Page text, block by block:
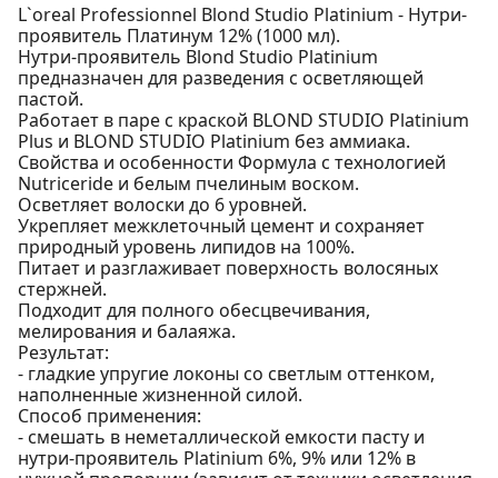
L`oreal Professionnel Blond Studio Platinium - Нутри-
проявитель Платинум 12% (1000 мл).
Нутри-проявитель Blond Studio Platinium
предназначен для разведения с осветляющей
пастой.
Работает в паре с краской BLOND STUDIO Platinium
Plus и BLOND STUDIO Platinium без аммиака.
Свойства и особенности Формула с технологией
Nutriceride и белым пчелиным воском.
Осветляет волоски до 6 уровней.
Укрепляет межклеточный цемент и сохраняет
природный уровень липидов на 100%.
Питает и разглаживает поверхность волосяных
стержней.
Подходит для полного обесцвечивания,
мелирования и балаяжа.
Результат:
- гладкие упругие локоны со светлым оттенком,
наполненные жизненной силой.
Способ применения:
- смешать в неметаллической емкости пасту и
нутри-проявитель Platinium 6%, 9% или 12% в